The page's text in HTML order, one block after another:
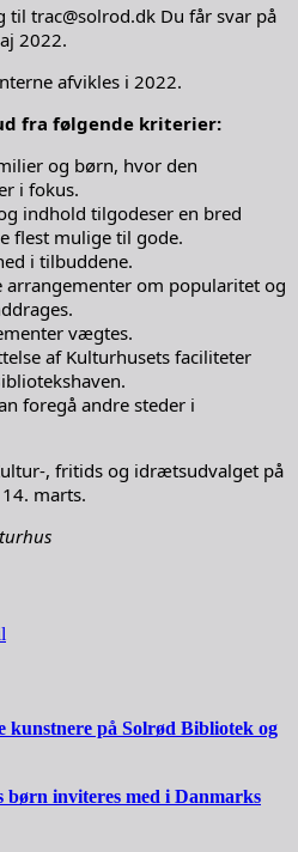
til trac@solrod.dk Du får svar på
2022.
afvikles i 2022.
fra følgende kriterier:
og børn, hvor den
i fokus.
indhold tilgodeser en bred
flest mulige til gode.
i tilbuddene.
arrangementer om popularitet og
vægtes.
af Kulturhusets faciliteter
foregå andre steder i
, fritids og idrætsudvalget på
marts.
kunstnere på Solrød Bibliotek og
børn inviteres med i Danmarks